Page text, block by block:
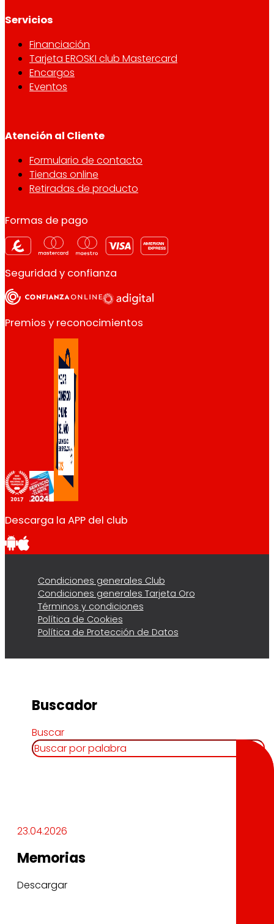
Servicios
Financiación
Tarjeta EROSKI club Mastercard
Encargos
Eventos
Atención al Cliente
Formulario de contacto
Tiendas online
Retiradas de producto
Formas de pago
Seguridad y confianza
Premios y reconocimientos
Descarga la APP del club
Condiciones generales Club
Condiciones generales Tarjeta Oro
Términos y condiciones
Política de Cookies
Política de Protección de Datos
Buscador
Buscar
23.04.2026
Memorias
Descargar